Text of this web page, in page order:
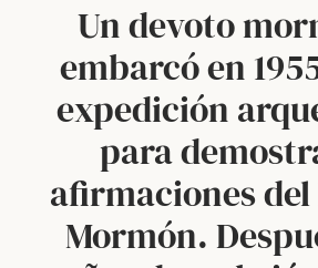
Un devoto
embarcó en
expedición
para
afirmaciones
Mormón.